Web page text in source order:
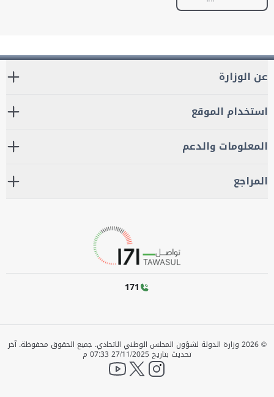
عن الوزارة
استخدام الموقع
المعلومات والدعم
المراجع
171
©
2026 وزارة الدولة لشؤون المجلس الوطني الاتحادي. جميع الحقوق محفوظة.آخر
تحديث بتاريخ 27/11/2025 07:33 م
instagram
twitter
YouTube